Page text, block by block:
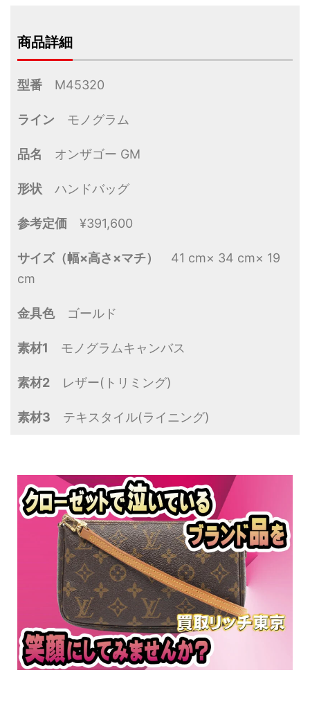
商品詳細
型番 M45320
ライン モノグラム
品名 オンザゴー GM
形状 ハンドバッグ
参考定価 ¥391,600
サイズ（幅×高さ×マチ） 41 cm× 34 cm× 19
cm
金具色 ゴールド
素材1 モノグラムキャンバス
素材2 レザー(トリミング)
素材3 テキスタイル(ライニング)